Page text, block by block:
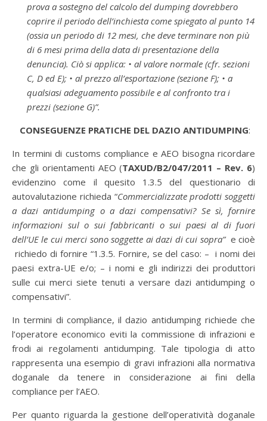
prova a sostegno del calcolo del dumping dovrebbero
coprire il periodo dell’inchiesta come spiegato al punto 14
(ossia un periodo di 12 mesi, che deve terminare non più
di 6 mesi prima della data di presentazione della
denuncia). Ciò si applica: • al valore normale (cfr. sezioni
C, D ed E); • al prezzo all’esportazione (sezione F); • a
qualsiasi adeguamento possibile e al confronto tra i
prezzi (sezione G)”.
CONSEGUENZE PRATICHE DEL DAZIO ANTIDUMPING:
In termini di customs compliance e AEO bisogna ricordare
che gli orientamenti AEO (TAXUD/B2/047/2011 – Rev. 6)
evidenzino come il quesito 1.3.5 del questionario di
autovalutazione richieda “Commercializzate prodotti soggetti
a dazi antidumping o a dazi compensativi? Se sì, fornire
informazioni sul o sui fabbricanti o sui paesi al di fuori
dell’UE le cui merci sono soggette ai dazi di cui sopra” e cioè
richiedo di fornire “1.3.5. Fornire, se del caso: – i nomi dei
paesi extra-UE e/o; – i nomi e gli indirizzi dei produttori
sulle cui merci siete tenuti a versare dazi antidumping o
compensativi”.
In termini di compliance, il dazio antidumping richiede che
l’operatore economico eviti la commissione di infrazioni e
frodi ai regolamenti antidumping. Tale tipologia di atto
rappresenta una esempio di gravi infrazioni alla normativa
doganale da tenere in considerazione ai fini della
compliance per l’AEO.
Per quanto riguarda la gestione dell’operatività doganale